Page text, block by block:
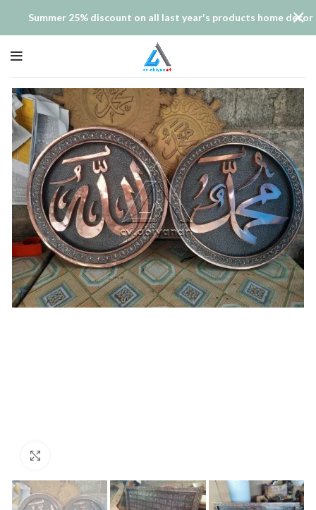
Summer 25% discount on all last year's products home decor